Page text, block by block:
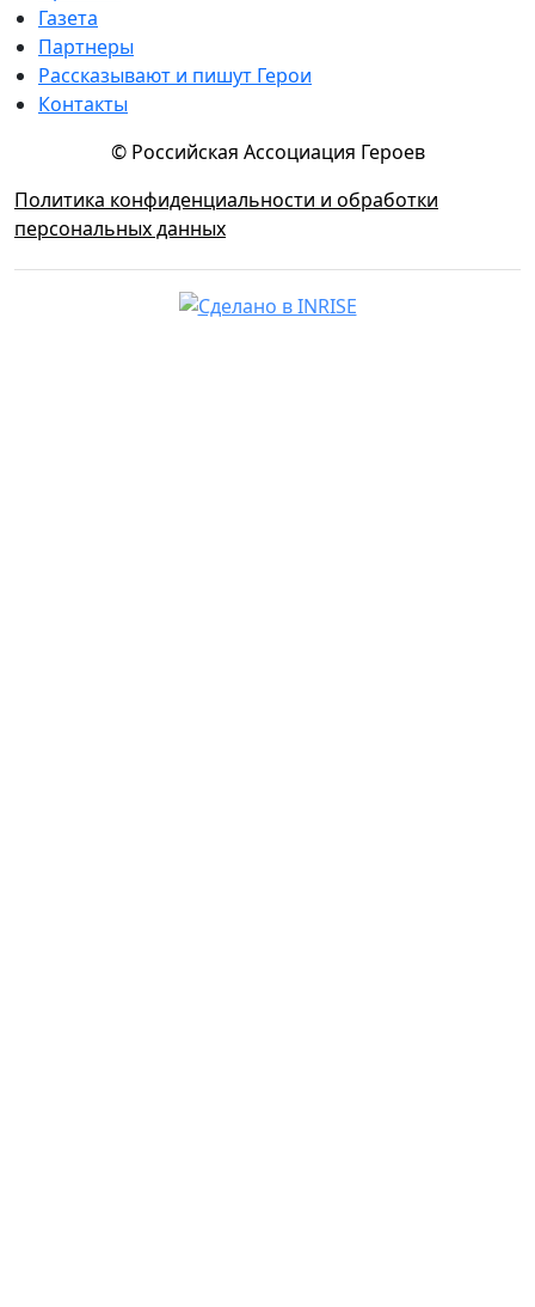
Газета
Партнеры
Рассказывают и пишут Герои
Контакты
© Российская Ассоциация Героев
Политика конфиденциальности и обработки
персональных данных